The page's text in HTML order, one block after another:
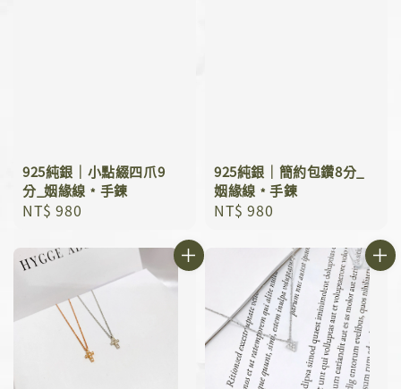
925純銀｜小點綴四爪9
分_姻緣線﹡手鍊
Regular
NT$ 980
925純銀｜簡約包鑽8分_
姻緣線﹡手鍊
Regular
NT$ 980